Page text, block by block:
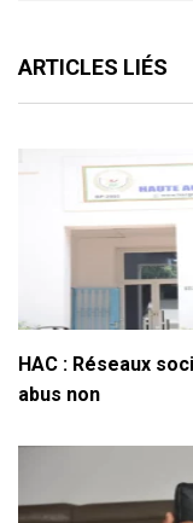
ARTICLES LIÉS
HAC : Réseaux
abus non